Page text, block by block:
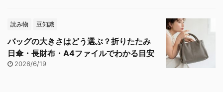
読み物 豆知識
バッグの大きさはどう選ぶ？折りたたみ
日傘・長財布・A4ファイルでわかる目安
2026/6/19